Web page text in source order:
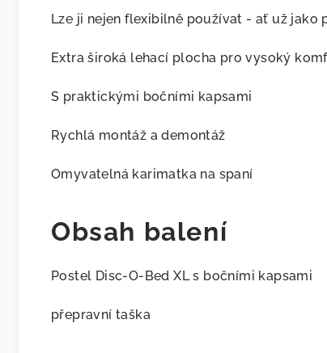
Lze ji nejen flexibilně používat - ať už
Extra široká lehací plocha pro vysoký
S praktickými bočními kapsami
Rychlá montáž a demontáž
Omyvatelná karimatka na spaní
Obsah balení
Postel Disc-O-Bed XL s bočními kapsami
přepravní taška